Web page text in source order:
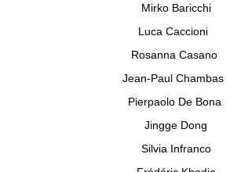
Mirko Baricchi
Luca Caccioni
Rosanna Casano
Jean-Paul Chambas
Pierpaolo De Bona
Jingge Dong
Silvia Infranco